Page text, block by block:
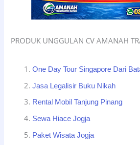
PRODUK UNGGULAN CV AMANAH
One Day Tour Singapore Dari
Jasa Legalisir Buku Nikah
Rental Mobil Tanjung Pinang
Sewa Hiace Jogja
Paket Wisata Jogja